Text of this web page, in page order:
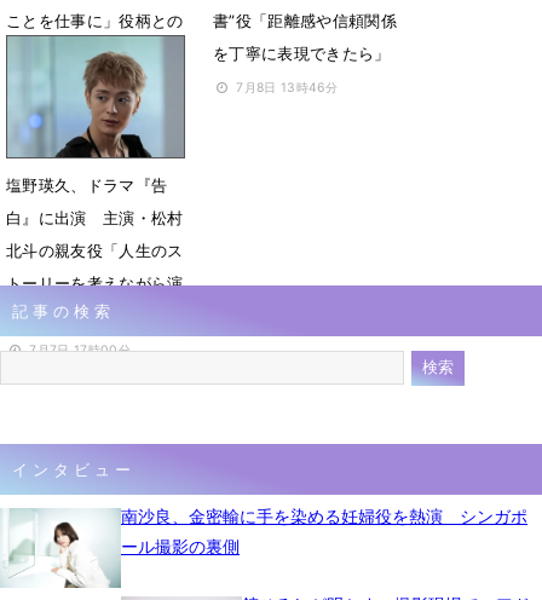
ことを仕事に」役柄との
共通点を語る
7月9日 06時00分
書”役「距離感や信頼関係
を丁寧に表現できたら」
7月8日 13時46分
塩野瑛久、ドラマ『告
白』に出演 主演・松村
北斗の親友役「人生のス
トーリーを考えながら演
じていきたい」
7月7日 17時00分
記事の検索
インタビュー
南沙良、金密輸に手を染める妊婦役を熱演 シンガポ
ール撮影の裏側